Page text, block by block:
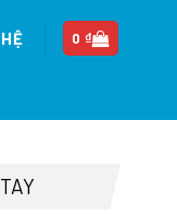
0₫